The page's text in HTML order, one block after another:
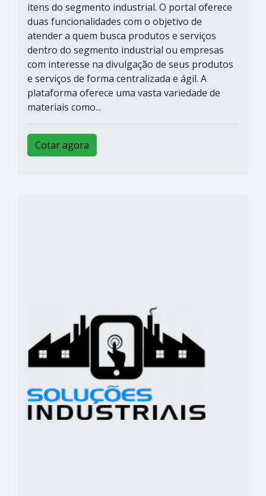
itens do segmento industrial. O portal oferece
duas funcionalidades com o objetivo de
atender a quem busca produtos e serviços
dentro do segmento industrial ou empresas
com interesse na divulgação de seus produtos
e serviços de forma centralizada e ágil. A
plataforma oferece uma vasta variedade de
materiais como...
Cotar agora